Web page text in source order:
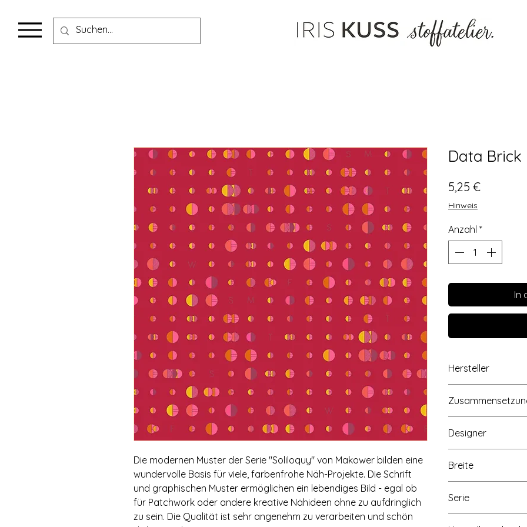
Die modernen Muster der Serie "Soliloquy" von Makower bilden eine
wundervolle Basis für viele, farbenfrohe Näh-Projekte. Die Schrift
und graphischen Muster ermöglichen ein lebendiges Bild - egal ob
für Patchwork oder andere kreative Nähideen ohne zu aufdringlich
zu sein. Die Qualität ist sehr angenehm zu verarbeiten und schön
Data Brick
5,25 €Preis
Hinweis
Anzahl *
In
Hersteller
Cordwallis Business
Maidenhead,
Andover Fabrics,
Designer
Breite
Serie